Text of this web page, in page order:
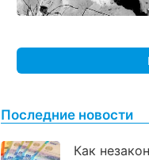
Последние новости
Как